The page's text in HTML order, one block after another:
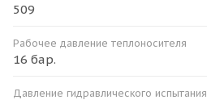
509
Рабочее давление теплоносителя
16 бар.
Давление гидравлического испытания